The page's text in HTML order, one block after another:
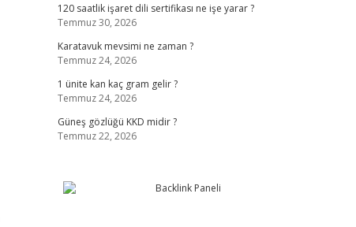
120 saatlik işaret dili sertifikası ne işe yarar ?
Temmuz 30, 2026
Karatavuk mevsimi ne zaman ?
Temmuz 24, 2026
1 ünite kan kaç gram gelir ?
Temmuz 24, 2026
Güneş gözlüğü KKD midir ?
Temmuz 22, 2026